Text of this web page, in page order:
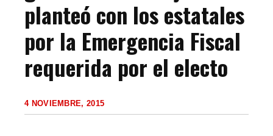
planteó con los estatales
por la Emergencia Fiscal
requerida por el electo
4 NOVIEMBRE, 2015